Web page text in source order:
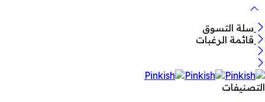
سلة التسوق
قائمة الرغبات
التصنيفات